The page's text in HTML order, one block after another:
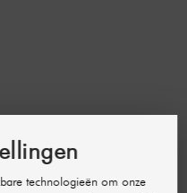
technologieën om onze